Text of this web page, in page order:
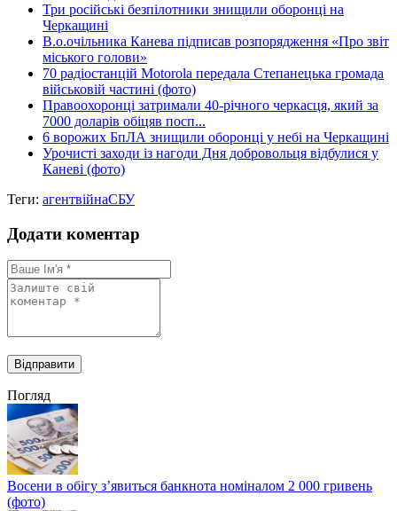
Три російські безпілотники знищили оборонці на
Черкащині
В.о.очільника Канева підписав розпорядження «Про звіт
міського голови»
70 радіостанцій Motorola передала Степанецька громада
військовій частині (фото)
Правоохоронці затримали 40-річного черкасця, який за
7000 доларів обіцяв посп...
6 ворожих БпЛА знищили оборонці у небі на Черкащині
Урочисті заходи із нагоди Дня добровольця відбулися у
Каневі (фото)
Теги: агентвійнаСБУ
Додати коментар
Погляд
Восени в обігу з’явиться банкнота номіналом 2 000 гривень
(фото)